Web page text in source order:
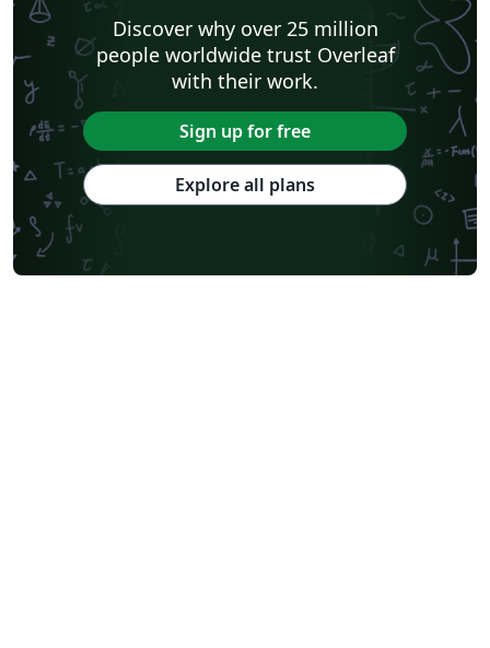
Discover why over 25 million
people worldwide trust Overleaf
with their work.
Sign up for free
Explore all plans